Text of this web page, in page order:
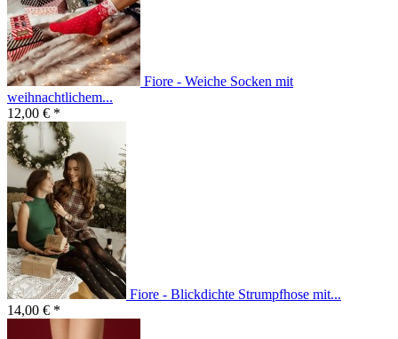
Fiore - Weiche Socken mit
weihnachtlichem...
12,00 € *
Fiore - Blickdichte Strumpfhose mit...
14,00 € *